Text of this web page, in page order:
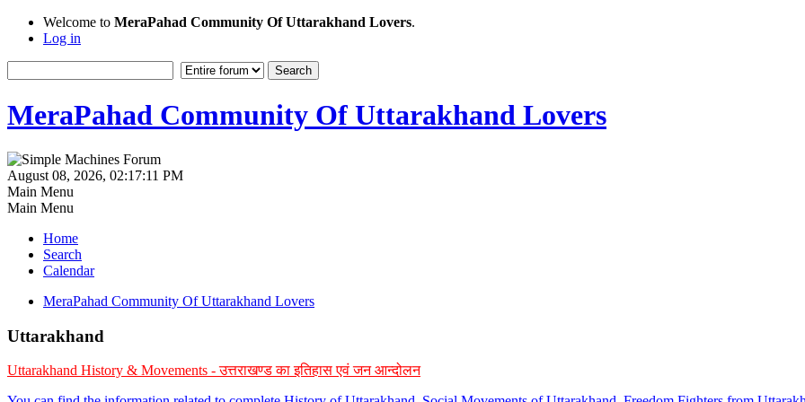
Welcome to MeraPahad Community Of Uttarakhand Lovers.
Log in
MeraPahad Community Of Uttarakhand Lovers
August 08, 2026, 02:17:11 PM
Main Menu
Main Menu
Home
Search
Calendar
MeraPahad Community Of Uttarakhand Lovers
Uttarakhand
Uttarakhand History & Movements - उत्तराखण्ड का इतिहास एवं जन आन्दोलन